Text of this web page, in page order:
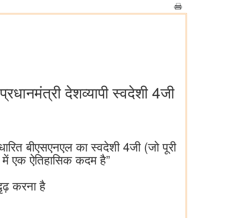
देशव्यापी स्वदेशी 4जी
बीएसएनएल का स्वदेशी 4जी (जो पूरी
एक ऐतिहासिक कदम है”
करना है